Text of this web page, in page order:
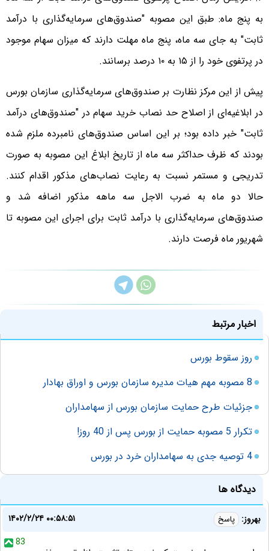
به پنج ماه: طبق این مصوبه "صندوق‌های سرمایه‌گذاری با درآمد
ثابت" به جای سه ماه، پنج ماه مهلت دارند که میزان سهام موجود
در پرتفوی خود را از ۱۵ به ۱۰ درصد برسانند.
پیش از این مرکز نظارت بر صندوق‌های سرمایه‌گذاری سازمان بورس
در ابلاغیه‌ای از اصلاح حد نصاب خرید سهام در "صندوق‌های درآمد
ثابت" خبر داده بود؛ بر این اساس صندوق‌های نامبرده ملزم شده
بودند که ظرف حداکثر سه ماه از تاریخ ابلاغ این مصوبه به صورت
تدریجی و مستمر نسبت به رعایت نصاب‌های مذکور اقدام کنند.
حالا دو ماه به ضرب الاجل سه ماهه مذکور اضافه شد و
صندوق‌های سرمایه‌گذاری با درآمد ثابت برای اجرای این مصوبه تا
شهریور ماه فرصت دارند.
اخبار مرتبط
روز سقوط بورس
8 مصوبه مهم هیات مدیره سازمان بورس و اوراق بهادار
جزئیات طرح حمایت سازمان بورس از سهامداران
تکرار 5 مصوبه حمایت از بورس پس از 40 روز!
4 توصیه جدی به سهامداران خرد در بورس
دیدگاه ها
بهروز: پاسخ
۱۴۰۲/۲/۲۴ ۰۰:۵۸:۵۱
83